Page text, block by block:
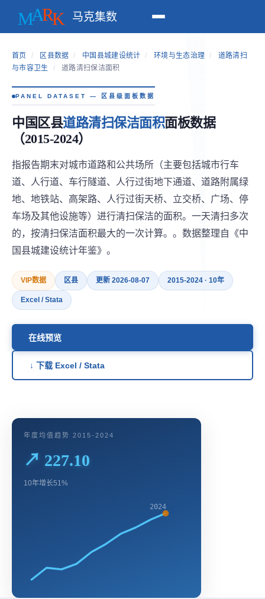
马克集数
首页 / 区县数据 / 中国县城建设统计 / 环境与生态治理 /
道路清扫
与市容卫生
/ 道路清扫保洁面积
PANEL DATASET — 区县级面板数据
中国区县道路清扫保洁面积面板数据
（2015-2024）
指报告期末对城市道路和公共场所（主要包括城市行车
道、人行道、车行隧道、人行过街地下通道、道路附属绿
地、地铁站、高架路、人行过街天桥、立交桥、广场、停
车场及其他设施等）进行清扫保洁的面积。一天清扫多次
的，按清扫保洁面积最大的一次计算。。数据整理自《中
国县城建设统计年鉴》。
VIP数据 区县 更新 2026-08-07 2015-2024 · 10年
Excel / Stata
在线预览
↓ 下载 Excel / Stata
年度均值趋势 2015-2024
↗ 227.10
10年增长51%
2024